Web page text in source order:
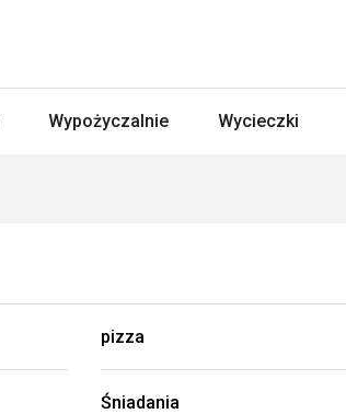
Wypożyczalnie Wycieczki
pizza
Śniadania